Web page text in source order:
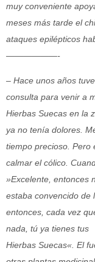
muy conveniente
meses más tarde el
ataques epilépticos
——————-
– Hace unos años
consulta para venir a
Hierbas Suecas en la
ya no tenía dolores.
tiempo precioso. Pero
calmar el cólico.
»Excelente, entonces
estaba convencido de
entonces, cada vez
nada, tú ya tienes tus
Hierbas Suecas«. El